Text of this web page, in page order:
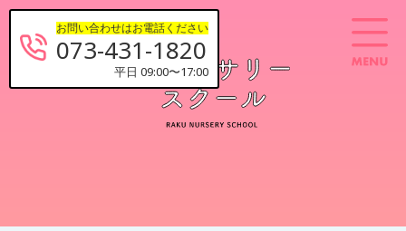
お問い合わせはお電話ください
073-431-1820
平日 09:00〜17:00